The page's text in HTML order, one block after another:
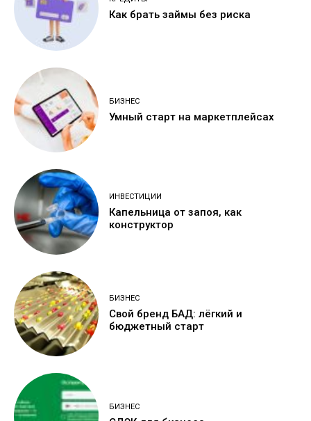
Как брать займы без риска
БИЗНЕС
Умный старт на маркетплейсах
ИНВЕСТИЦИИ
Капельница от запоя, как
конструктор
БИЗНЕС
Свой бренд БАД: лёгкий и
бюджетный старт
БИЗНЕС